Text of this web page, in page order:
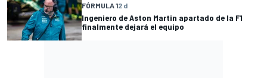
FÓRMULA 12 d
Ingeniero de Aston Martin apartado de la F1
finalmente dejará el equipo